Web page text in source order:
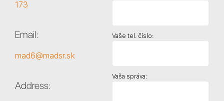
173
Email:
mad6@madsr.sk
Address:
Vaše tel. číslo:
Vaša správa: